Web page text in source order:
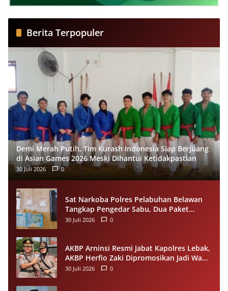
Berita Terpopuler
Demi Merah Putih, Tim Kurash Indonesia Siap Berjuang
di Asian Games 2026 Meski Dihantui Ketidakpastian
30 Juli 2026 0
Sat Narkoba Polres Pelabuhan Belawan
Tangkap Pengedar Sabu, Dua Paket
Narkotika Disita dari Tersangka
30 Juli 2026 0
AKBP Arninsi Resmi Jabat Kapolres Lebak,
AKBP Herfio Zaki Dipromosikan Jadi Wadir
Reskrimsus Polda Banten
30 Juli 2026 0